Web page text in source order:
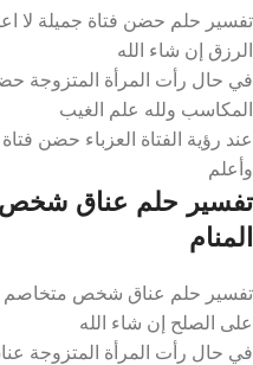
تفسير حلم حضن فتاة جميلة لا
الرزق إن شاء الله
في حال رأت المرأة المتزوجة
المكاسب ولله علم الغيب
عند رؤية الفتاة العزباء حضن
وأعلم
تفسير حلم عناق شخص
المنام
تفسير حلم عناق شخص متخاصم
على الصلح إن شاء الله
في حال رأت المرأة المتزوجة